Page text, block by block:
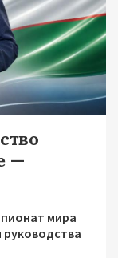
—
мира
руководства